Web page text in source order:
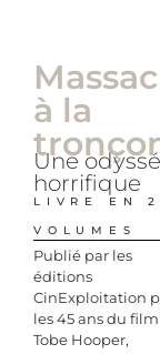
à la
Une
horrifique
LIVRE EN 2
VOLUMES
Publié par les
éditions
CinExploitation
les 45 ans du
Tobe Hooper,